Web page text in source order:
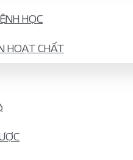
HỌC
HOẠT CHẤT